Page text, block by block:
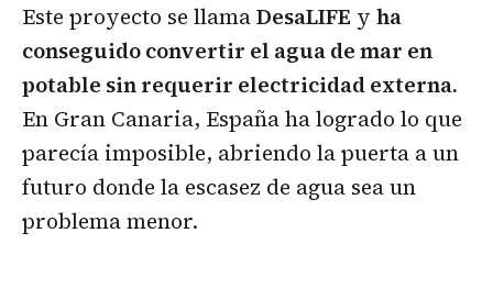
Este proyecto se llamaDesaLIFE y ha
conseguido convertir el agua de mar en
potable sin requerir electricidad externa.
En Gran Canaria, España ha logrado lo que
parecía imposible, abriendo la puerta a un
futuro donde la escasez de agua sea un
problema menor.